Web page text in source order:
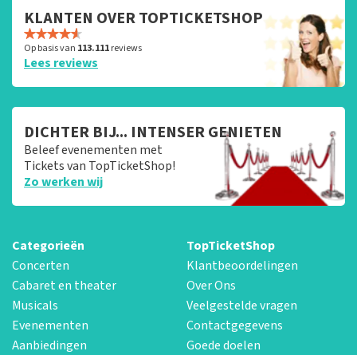
KLANTEN OVER TOPTICKETSHOP
Op basis van 113.111reviews
Lees reviews
DICHTER BIJ... INTENSER GENIETEN
Beleef evenementen met
Tickets van TopTicketShop!
Zo werken wij
Categorieën
Concerten
Cabaret en theater
Musicals
Evenementen
Aanbiedingen
TopTicketShop
Klantbeoordelingen
Over Ons
Veelgestelde vragen
Contactgegevens
Goede doelen